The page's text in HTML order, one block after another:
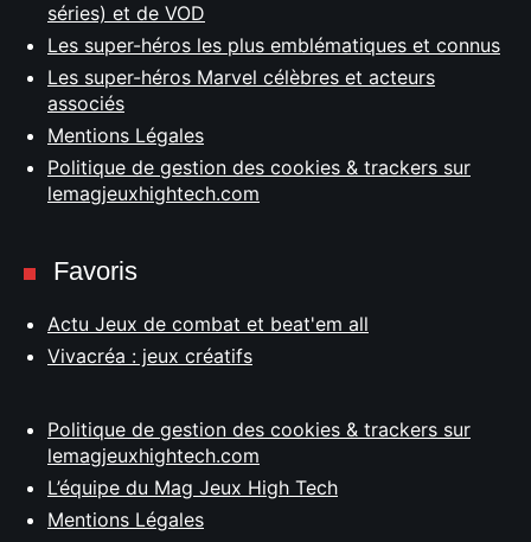
séries) et de VOD
Les super-héros les plus emblématiques et connus
Les super-héros Marvel célèbres et acteurs
associés
Mentions Légales
Politique de gestion des cookies & trackers sur
lemagjeuxhightech.com
Favoris
Actu Jeux de combat et beat'em all
Vivacréa : jeux créatifs
Politique de gestion des cookies & trackers sur
lemagjeuxhightech.com
L’équipe du Mag Jeux High Tech
Mentions Légales